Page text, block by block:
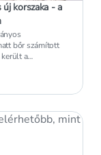
új korszaka - a
bőr számított
a
természetes